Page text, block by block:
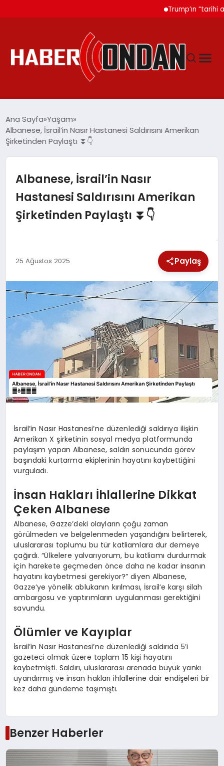
Trump’ın “tarihi
SIYASET
DÜNYA
EKONOMI
TEKNOLOJI
YAŞAM
Ana Sayfa Yaşam
Albanese, İsrail’in Nasır Hastanesi Saldırısını Amerikan
Şirketinden Paylaştı ⏬👇
Albanese, İsrail’in Nasır
Hastanesi Saldırısını Amerikan
Şirketinden Paylaştı ⏬👇
25 Ağustos 2025 Paylaş
İsrail’in Nasır Hastanesi’ne düzenlediği saldırıya ilişkin
Amerikan X şirketinin sosyal medya platformunda
paylaşım yapan Albanese, saldırı sonucunda görev
başındaki kurtarma ekiplerinin hayatını kaybettiğini
vurguladı.
İnsan Hakları İhlallerine Dikkat
Çeken Albanese
Albanese, Gazze’deki olayların çoğu zaman
görülmeden ve belgelenmeden yaşandığını belirterek,
uluslararası toplumu bu tür katliamlara dur demeye
çağırdı. “Ülkelere yalvarıyorum, bu katliamı durdurmak
için harekete geçmeden önce daha ne kadar insanın
hayatını kaybetmesi gerekiyor?” diyen Albanese,
Gazze’ye yönelik ablukanın kırılması, İsrail’e karşı silah
ambargosu ve yaptırımların uygulanması gerektiğini
savundu.
Ölümler ve Kayıplar
İsrail’in Nasır Hastanesi’ne düzenlediği saldırıda 5’i
gazeteci olmak üzere toplam 15 kişi hayatını
kaybetmişti. Saldırı, uluslararası arenada büyük yankı
uyandırmış ve insan hakları ihlallerine dair endişeleri bir
kez daha gündeme taşımıştı.
Benzer Haberler